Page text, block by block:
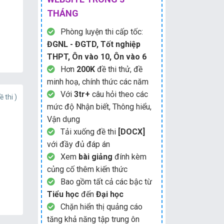
thi )
THÁNG
Phòng luyện thi cấp tốc:
ĐGNL - ĐGTD, Tốt nghiệp
THPT, Ôn vào 10, Ôn vào 6
Hơn 200K đề thi thử, đề
minh hoạ, chính thức các năm
Với 3tr+ câu hỏi theo các
mức độ Nhận biết, Thông hiểu,
Vận dụng
Tải xuống đề thi [DOCX]
với đầy đủ đáp án
Xem bài giảng đính kèm
củng cố thêm kiến thức
Bao gồm tất cả các bậc từ
Tiểu học đến Đại học
Chặn hiển thị quảng cáo
tăng khả năng tập trung ôn